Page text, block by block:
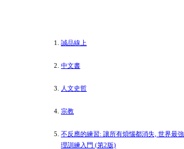
誠品線上
中文書
人文史哲
宗教
不反應的練習: 讓所有煩惱都消失, 世界最
理訓練入門 (第2版)